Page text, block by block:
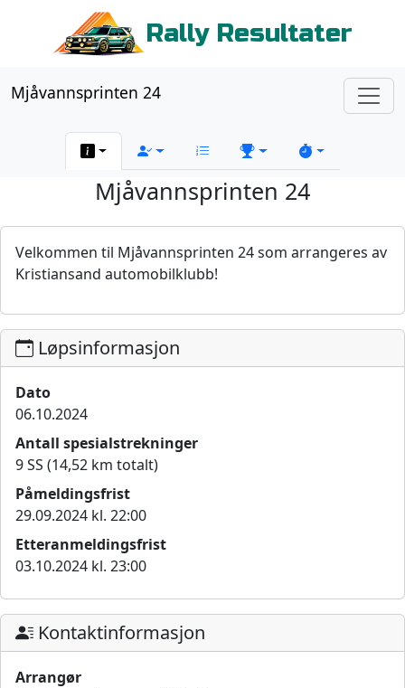
Rally Resultater
Mjåvannsprinten 24
Mjåvannsprinten 24
Velkommen til Mjåvannsprinten 24 som arrangeres av
Kristiansand automobilklubb!
Løpsinformasjon
Dato
06.10.2024
Antall spesialstrekninger
9 SS (14,52 km totalt)
Påmeldingsfrist
29.09.2024 kl. 22:00
Etteranmeldingsfrist
03.10.2024 kl. 23:00
Kontaktinformasjon
Arrangør